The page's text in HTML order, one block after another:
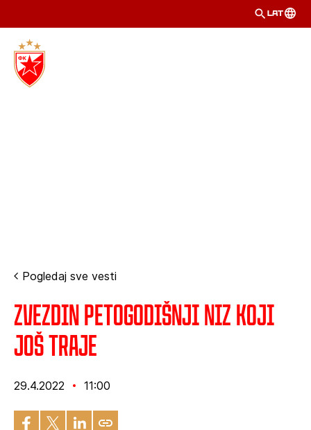
LAT
Pogledaj sve vesti
Zvezdin petogodišnji niz koji
još traje
29.4.2022 11:00